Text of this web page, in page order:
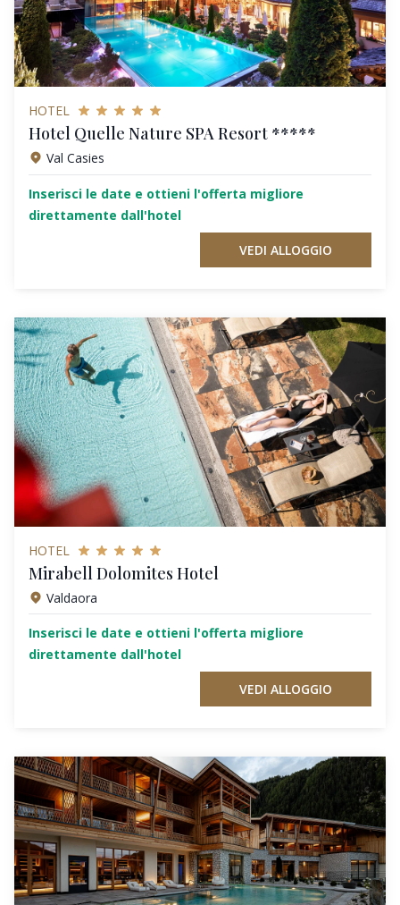
HOTEL
Hotel Quelle Nature SPA Resort *****
Val Casies
Inserisci le date e ottieni l'offerta migliore
direttamente dall'hotel
VEDI ALLOGGIO
HOTEL
Mirabell Dolomites Hotel
Valdaora
Inserisci le date e ottieni l'offerta migliore
direttamente dall'hotel
VEDI ALLOGGIO